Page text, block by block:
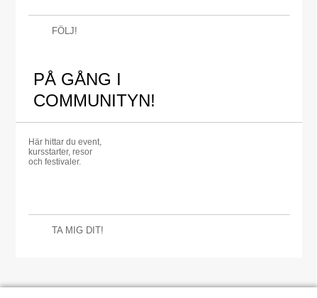
FÖLJ!
PÅ GÅNG I
COMMUNITYN!
Här hittar du event,
kursstarter, resor
och festivaler.
TA MIG DIT!